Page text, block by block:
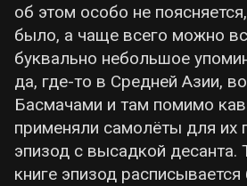
об этом особо не
было, а чаще всего можно
буквально небольшое
да, где-то в Средней Азии,
Басмачами и там помимо
применяли самолёты для их
эпизод с высадкой десанта.
книге эпизод